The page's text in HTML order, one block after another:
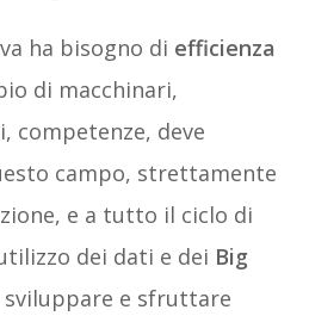
ha bisogno di efficienza
di macchinari,
competenze, deve
campo, strettamente
e a tutto il ciclo di
dei dati e dei Big
sviluppare e sfruttare